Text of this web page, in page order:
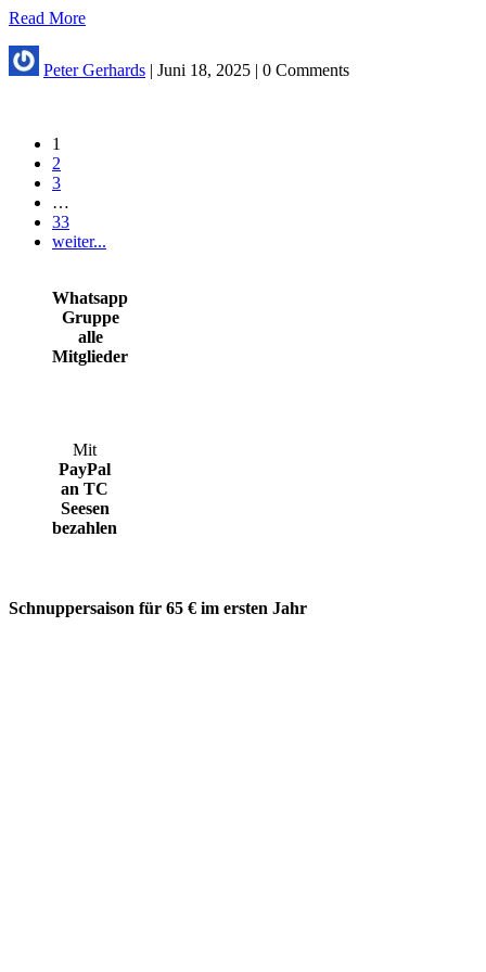
Read More
Peter Gerhards | Juni 18, 2025 | 0 Comments
1
2
3
…
33
weiter...
Whatsapp
Gruppe
alle
Mitglieder
Mit
PayPal
an TC
Seesen
bezahlen
Schnuppersaison für 65 € im ersten Jahr